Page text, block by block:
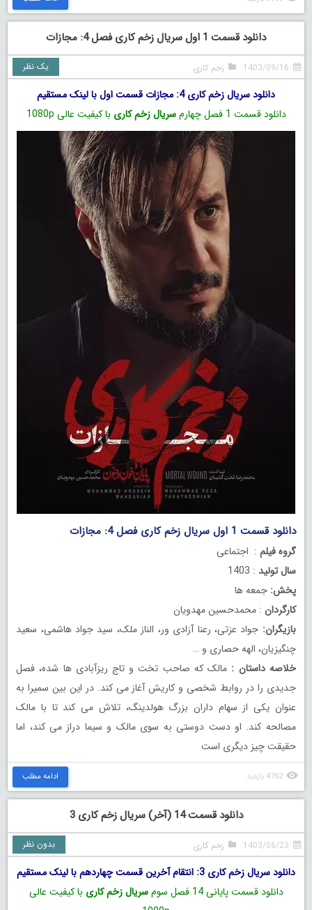
دانلود قسمت 1 اول سریال زخم کاری فصل 4: مجازات
1403/09/16 زخم کاری یک نظر
دانلود سریال زخم کاری 4: مجازات قسمت اول با لینک مستقیم
دانلود قسمت 1 فصل چهارم
سریال زخم کاری با کیفیت عالی 1080p
دانلود قسمت 1 اول سریال زخم کاری فصل 4: مجازات
گروه فیلم : اجتماعی
سال تولید : 1403
پخش: جمعه ها
کارگردان : محمدحسین مهدویان
بازیگران: جواد عزتی، رعنا آزادی ور، الناز ملک، سید جواد هاشمی، سعید
چنگیزیان، الهه حصاری و …
خلاصه داستان : مالک که صاحب تخت و تاج ریزآبادی ها شده، فصل
جدیدی را در روابط شخصی و کاریش آغاز می کند. در این بین سمیرا به
عنوان یکی از سهام داران بزرگ هولدینگ، تلاش می کند تا با مالک
مصالحه کند. او دست دوستی به سوی مالک و سیما دراز می کند، اما
حقیقت چیز دیگری است
4762 بازدید ادامه مطلب
دانلود قسمت 14 (آخر) سریال زخم کاری 3
1403/06/23 زخم کاری بدون نظر
دانلود سریال زخم کاری 3: انتقام آخرین قسمت چهاردهم با لینک مستقیم
دانلود قسمت پایانی 14 فصل سوم
سریال زخم کاری با کیفیت عالی